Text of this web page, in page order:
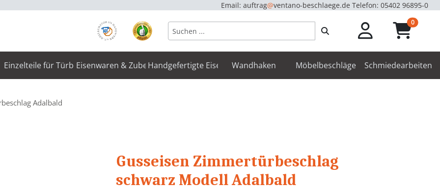
Email: auftrag@ventano-beschlaege.de Telefon: 05402 96895-0
0unread
Einzelteile für TürbeschlägeEisenwaren & ZubehörHandgefertigte Eisenbeschläge
Wandhaken Möbelbeschläge Schmiedearbeiten
Adalbald
Gusseisen Zimmertürbeschlag
schwarz Modell Adalbald